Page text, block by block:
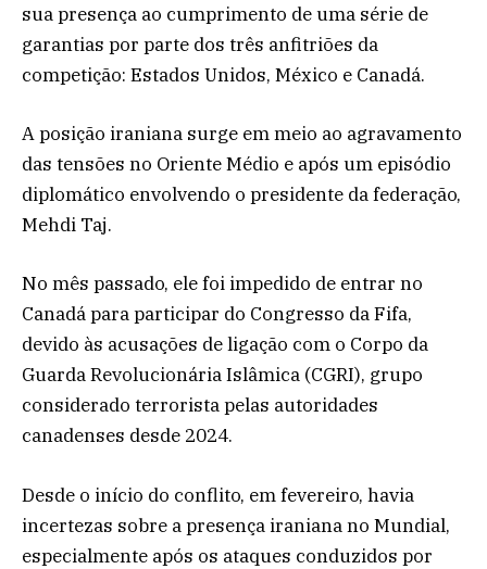
sua presença ao cumprimento de uma série de
garantias por parte dos três anfitriões da
competição: Estados Unidos, México e Canadá.
A posição iraniana surge em meio ao agravamento
das tensões no Oriente Médio e após um episódio
diplomático envolvendo o presidente da federação,
Mehdi Taj.
No mês passado, ele foi impedido de entrar no
Canadá para participar do Congresso da Fifa,
devido às acusações de ligação com o Corpo da
Guarda Revolucionária Islâmica (CGRI), grupo
considerado terrorista pelas autoridades
canadenses desde 2024.
Desde o início do conflito, em fevereiro, havia
incertezas sobre a presença iraniana no Mundial,
especialmente após os ataques conduzidos por